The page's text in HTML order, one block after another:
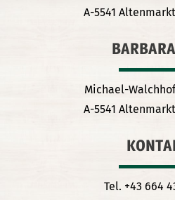
A-5541
Michael-
A-5541
Tel. +43 664